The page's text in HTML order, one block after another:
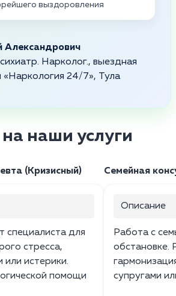
выздоровления
Александрович
Нарколог., выездная
«Наркология 24/7», Тула
наши услуги
(Кризисный)
специалиста для
стресса,
или истерики.
помощи
Семейная
Описание
Работа с
обстановке.
супругами